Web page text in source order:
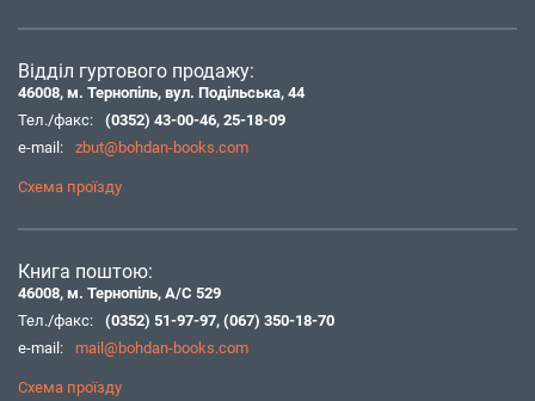
Відділ гуртового продажу:
46008, м. Тернопіль, вул. Подільська, 44
Тел./факс:
(0352) 43-00-46, 25-18-09
e-mail:
zbut@bohdan-books.com
Схема проїзду
Книга поштою:
46008, м. Тернопіль, А/С 529
Тел./факс:
(0352) 51-97-97, (067) 350-18-70
e-mail:
mail@bohdan-books.com
Схема проїзду